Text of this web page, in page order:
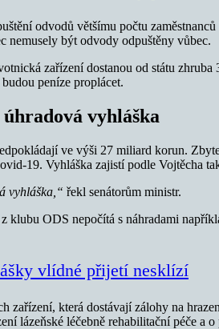
odvodů většímu počtu
nemusely být odvody odpuštěny vůbec.
zařízení dostanou od státu
peníze proplácet.
vyhláška
ve výši 27 miliard korun.
19. Vyhláška zajistí podle Vojtěcha
vyhláška,“ řekl senátorům ministr.
klubu ODS nepočítá s náhradami
vlídné přijetí nesklízí
zařízení, která dostávají zálohy na
lázeňské léčebně rehabilitační péče a